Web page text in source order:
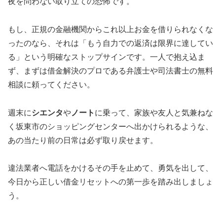
もし、正規の金融機関からこれ以上お金を借りられなくな
ったのなら、それは「もう自力での返済は限界に達してい
る」という明確なストップサインです。一人で抱え込ま
ず、まずは借金解決のプロである弁護士や司法書士の無料
相談に頼ってください。
週末にシエンタや ノート に乗って、家族や友人と気兼ねな
く坂東市のショッピングセンターへ出かけられるような、
あの当たり前の日常は必ず取り戻せます。
違法業者へ電話をかけるその手を止めて、勇気を出して、
今日から正しい借金リセットへの第一歩を踏み出しましょ
う。